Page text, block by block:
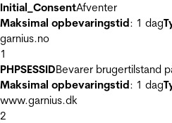
Initial_ConsentAfventer
Maksimal opbevaringstid: 1 dag
garnius.no
1
PHPSESSIDBevarer brugertilstand
Maksimal opbevaringstid: 1 dag
www.garnius.dk
2